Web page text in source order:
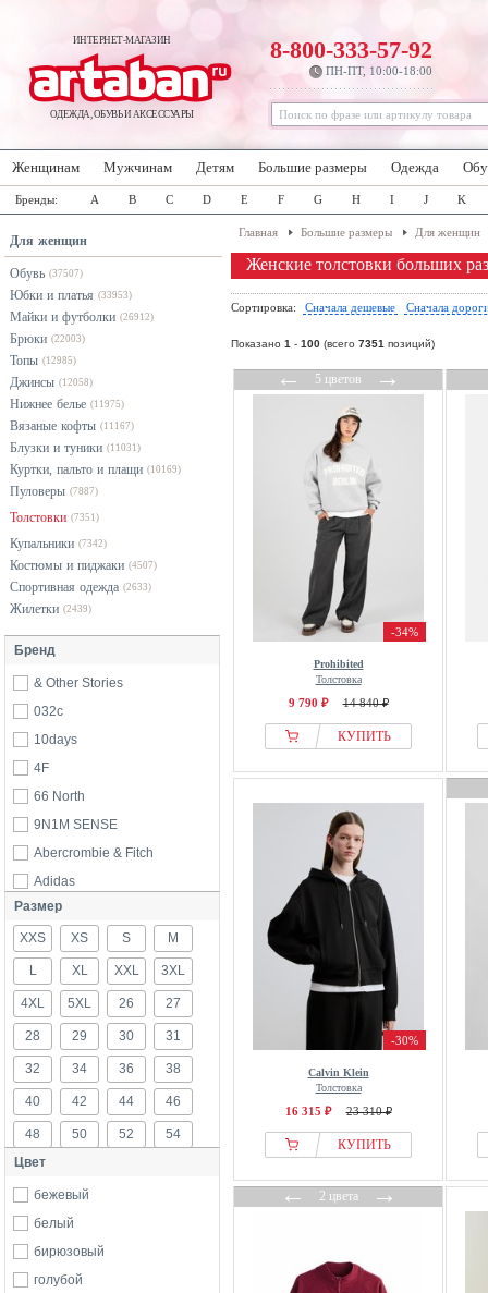
ИНТЕРНЕТ-МАГАЗИН
ОДЕЖДА, ОБУВЬ И АКСЕССУАРЫ
8-800-333-57-92
ПН-ПТ, 10:00-18:00
Женщинам Мужчинам Детям Большие размеры Одежда
Бренды: A B C D E F G H I J K
Для женщин
Обувь (37507)
Юбки и платья (33953)
Майки и футболки (26912)
Брюки (22003)
Топы (12985)
Джинсы (12058)
Нижнее белье (11975)
Вязаные кофты (11167)
Блузки и туники (11031)
Куртки, пальто и плащи (10169)
Пуловеры (7887)
Толстовки (7351)
Купальники (7342)
Костюмы и пиджаки (4507)
Спортивная одежда (2633)
Жилетки (2439)
Бренд
& Other Stories
032c
10days
4F
66 North
9N1M SENSE
Abercrombie & Fitch
Adidas
adidas Golf Originals
Ahkká
aim’n®
Alice + Olivia
Alife And Kickin
AllSaints
Alma En Pena
Alpha Industries
America Today
American Vintage
Amy Vermont
Angel Of Style
ANINE BING
Размер
XXS XS S M
L XL XXL 3XL
4XL 5XL 26 27
28 29 30 31
32 34 36 38
40 42 44 46
48 50 52 54
56
116 122
140 146
Цвет
бежевый
белый
бирюзовый
голубой
Главная Большие размеры Для женщин
Женские толстовки больших
Сортировка: Сначала дешевые Сначала
Показано 1 - 100 (всего 7351 позиций)
←5 цветов→
-34%
Prohibited
Толстовка
9 790 ₽ 14 840 ₽
КУПИТЬ
-30%
Calvin Klein
Толстовка
16 315 ₽ 23 310 ₽
КУПИТЬ
←2 цвета→